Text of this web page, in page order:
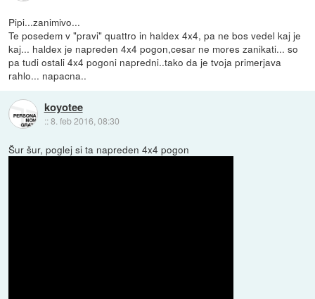
Pipi...zanimivo...
Te posedem v "pravi" quattro in haldex 4x4, pa ne bos vedel kaj je
kaj... haldex je napreden 4x4 pogon,cesar ne mores zanikati... so
pa tudi ostali 4x4 pogoni napredni..tako da je tvoja primerjava
rahlo... napacna..
koyotee
::8. feb 2016, 08:30
Šur šur, poglej si ta napreden 4x4 pogon